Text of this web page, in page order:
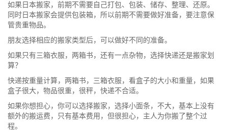
如果日本搬家，前期不需要自己打包、包装、储存、整理、还原。
同时日本搬家会提供包装箱，所以前期不需要做好准备，要注意保
管贵重物品。
朋友选择相应的搬家类型后，可以做好不同的准备。
如果只有三箱衣服，两箱书，还有一点杂物，选择快递还是搬家划
算？
快递按重量计算，两箱书，三箱衣服，看盒子的大小和重量，如果
盒子很大，物品很重，很秤，快递不合适。
如果你想担心，你可以选择搬家，选择小面条，不大，基本上没有
额外的搬运费，只有基本费用，但很担心，主人为你搬了整个过
程。